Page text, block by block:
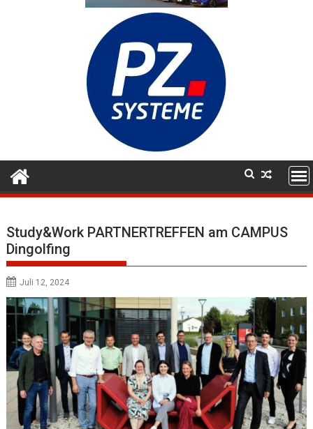
Study&Work PARTNERTREFFEN am CAMPUS
Dingolfing
Juli 12, 2024